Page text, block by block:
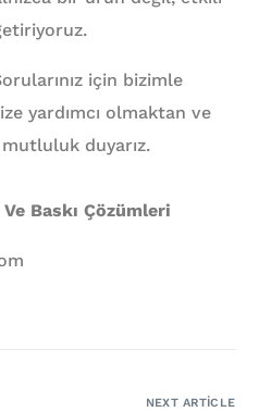
için bizimle
yardımcı olmaktan ve
duyarız.
Baskı Çözümleri
NEXT ARTICLE